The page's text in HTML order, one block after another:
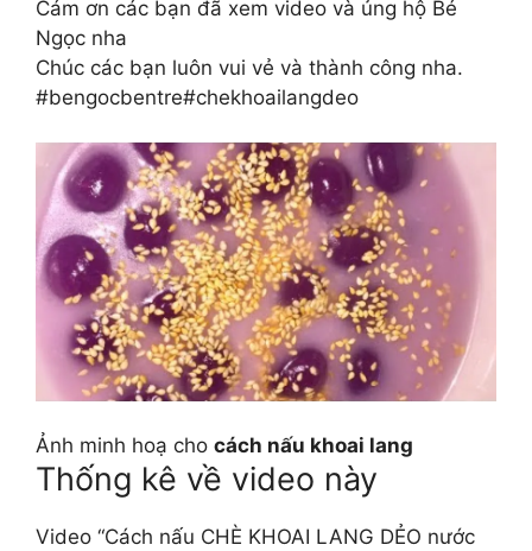
Cám ơn các bạn đã xem video và ủng hộ Bé
Ngọc nha
Chúc các bạn luôn vui vẻ và thành công nha.
#bengocbentre#chekhoailangdeo
Ảnh minh hoạ cho cách nấu khoai lang
Thống kê về video này
Video “Cách nấu CHÈ KHOAI LANG DẺO nước